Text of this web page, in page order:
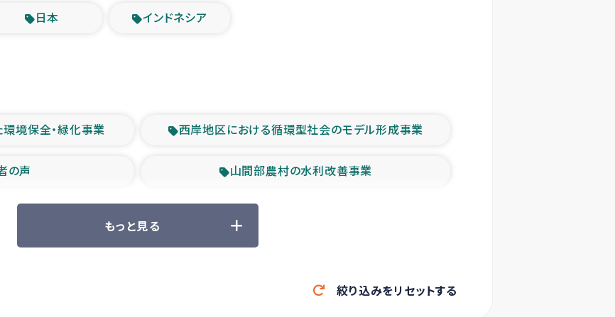
日本 インドネシア
境保全・緑化事業 西岸地区における循環型社会のモデル形成事業
の声 山間部農村の水利改善事業
代 森林保全型農業の支援事業
緊急支援 大雨による洪水被災者支援
シリア国内避難民・帰還民の生活再建支援
もっと見る
絞り込みをリセットする